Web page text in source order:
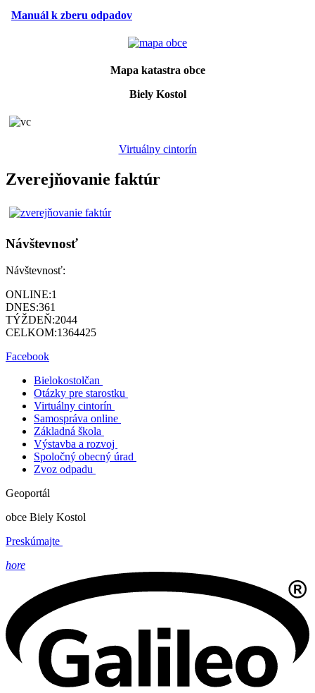
Manuál k zberu odpadov
Mapa katastra obce
Biely Kostol
Virtuálny cintorín
Zverejňovanie faktúr
Návštevnosť
Návštevnosť:
ONLINE:1
DNES:361
TÝŽDEŇ:2044
CELKOM:1364425
Facebook
Bielokostolčan
Otázky pre starostku
Virtuálny cintorín
Samospráva online
Základná škola
Výstavba a rozvoj
Spoločný obecný úrad
Zvoz odpadu
Geoportál
obce Biely Kostol
Preskúmajte
hore